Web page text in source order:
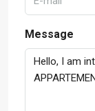
Message